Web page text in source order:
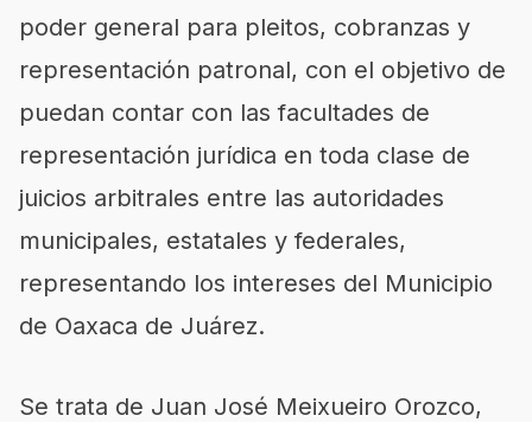
poder general para pleitos, cobranzas y
representación patronal, con el objetivo de
puedan contar con las facultades de
representación jurídica en toda clase de
juicios arbitrales entre las autoridades
municipales, estatales y federales,
representando los intereses del Municipio
de Oaxaca de Juárez.
Se trata de Juan José Meixueiro Orozco,